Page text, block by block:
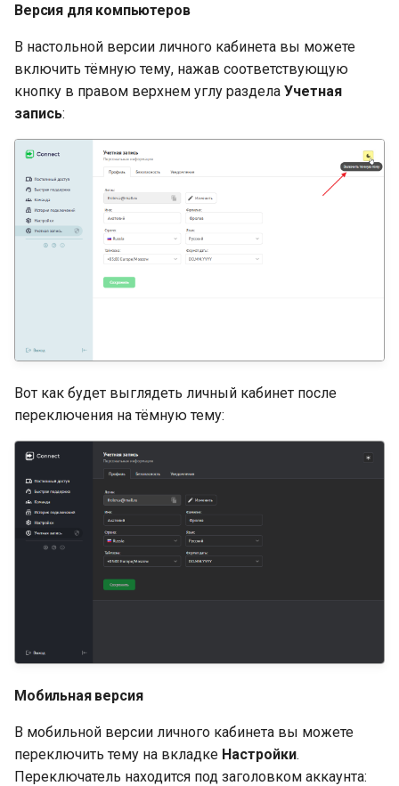
Версия для компьютеров
В настольной версии личного кабинета вы можете
включить тёмную тему, нажав соответствующую
кнопку в правом верхнем углу раздела Учетная
запись:
Вот как будет выглядеть личный кабинет после
переключения на тёмную тему:
Мобильная версия
В мобильной версии личного кабинета вы можете
переключить тему на вкладке Настройки.
Переключатель находится под заголовком аккаунта: